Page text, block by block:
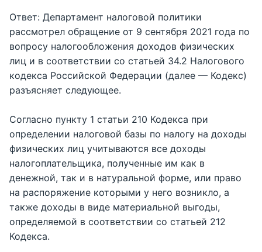
Ответ: Департамент налоговой политики
рассмотрел обращение от 9 сентября 2021 года по
вопросу налогообложения доходов физических
лиц и в соответствии со статьей 34.2 Налогового
кодекса Российской Федерации (далее — Кодекс)
разъясняет следующее.
Согласно пункту 1 статьи 210 Кодекса при
определении налоговой базы по налогу на доходы
физических лиц учитываются все доходы
налогоплательщика, полученные им как в
денежной, так и в натуральной форме, или право
на распоряжение которыми у него возникло, а
также доходы в виде материальной выгоды,
определяемой в соответствии со статьей 212
Кодекса.